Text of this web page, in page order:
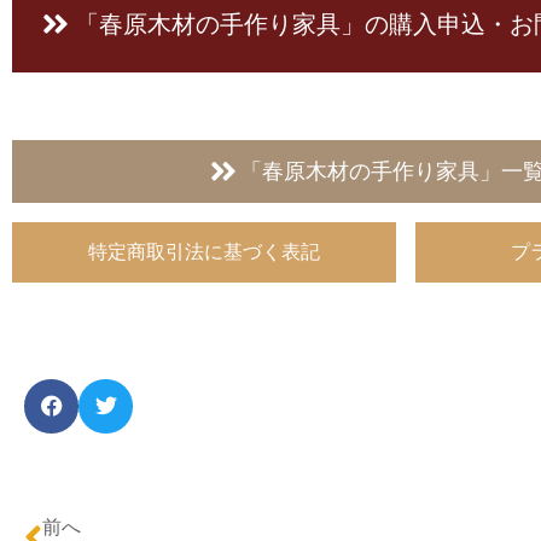
「春原木材の手作り家具」の購入申込・
「春原木材の手作り家具」一
特定商取引法に基づく表記 プ
前へ